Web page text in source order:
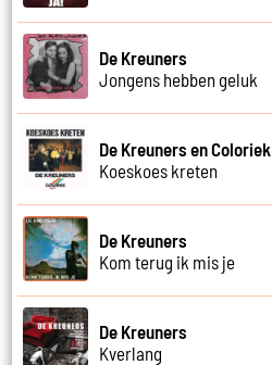
De Kreuners
Jongens hebben geluk
De Kreuners en Coloriek
Koeskoes kreten
De Kreuners
Kom terug ik mis je
De Kreuners
Kverlang